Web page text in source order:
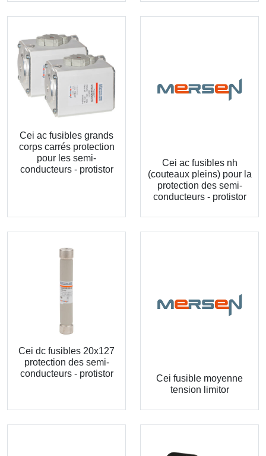
Cei ac fusibles grands
corps carrés protection
pour les semi-
conducteurs - protistor
Cei ac fusibles nh
(couteaux pleins) pour la
protection des semi-
conducteurs - protistor
Cei dc fusibles 20x127
protection des semi-
conducteurs - protistor
Cei fusible moyenne
tension limitor